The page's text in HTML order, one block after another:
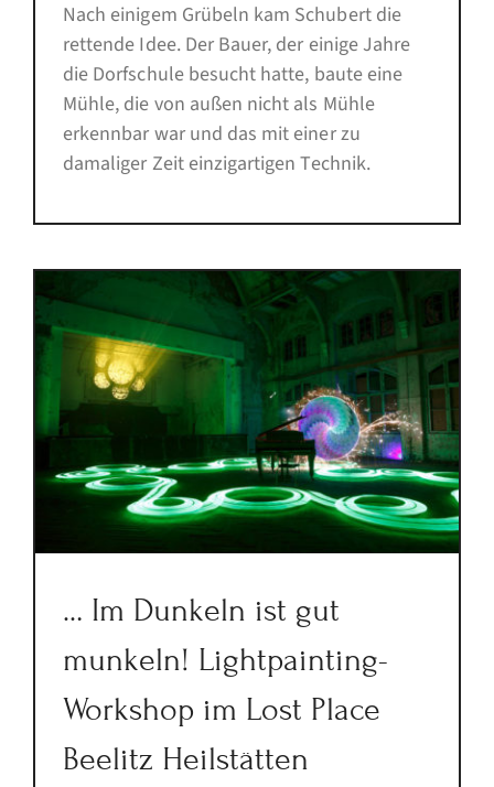
Nach einigem Grübeln kam Schubert die
rettende Idee. Der Bauer, der einige Jahre
die Dorfschule besucht hatte, baute eine
Mühle, die von außen nicht als Mühle
erkennbar war und das mit einer zu
damaliger Zeit einzigartigen Technik.
… Im Dunkeln ist gut
munkeln! Lightpainting-
Workshop im Lost Place
Beelitz Heilstätten